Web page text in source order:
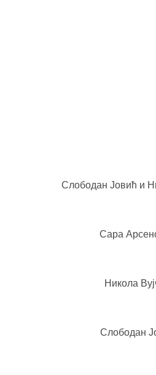
Слободан Јовић и
Сара
Никола
Слободан